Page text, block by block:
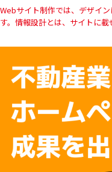
Webサイト制作では、デザイ
す。情報設計とは、サイトに